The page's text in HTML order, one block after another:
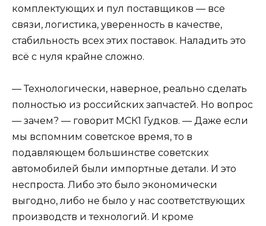
комплектующих и пул поставщиков — все
связи, логистика, уверенность в качестве,
стабильность всех этих поставок. Наладить это
всё с нуля крайне сложно.
— Технологически, наверное, реально сделать
полностью из российских запчастей. Но вопрос
— зачем? — говорит МСК1 Гудков. — Даже если
мы вспомним советское время, то в
подавляющем большинстве советских
автомобилей были импортные детали. И это
неспроста. Либо это было экономически
выгодно, либо не было у нас соответствующих
производств и технологий. И кроме